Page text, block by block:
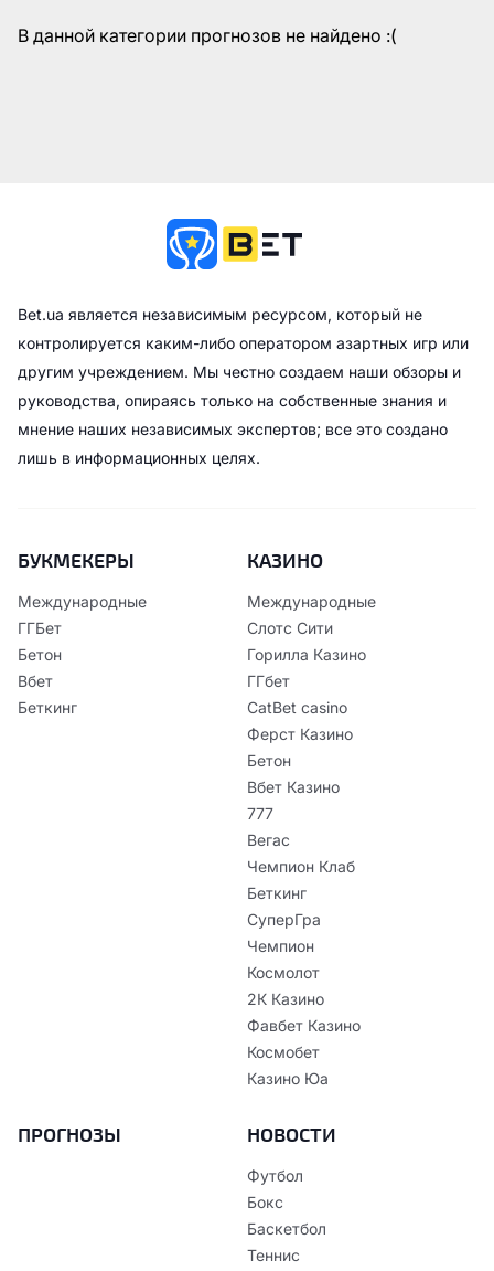
В данной категории прогнозов не найдено :(
Bet.ua является независимым ресурсом, который не
контролируется каким-либо оператором азартных игр или
другим учреждением. Мы честно создаем наши обзоры и
руководства, опираясь только на собственные знания и
мнение наших независимых экспертов; все это создано
лишь в информационных целях.
БУКМЕКЕРЫ
Международные
ГГБет
Бетон
Вбет
Беткинг
КАЗИНО
Международные
Слотс Сити
Горилла Казино
ГГбет
CatBet casino
Ферст Казино
Бетон
Вбет Казино
777
Вегас
Чемпион Клаб
Беткинг
СуперГра
Чемпион
Космолот
2К Казино
Фавбет Казино
Космобет
Казино Юа
ПРОГНОЗЫ НОВОСТИ
Футбол
Бокс
Баскетбол
Теннис